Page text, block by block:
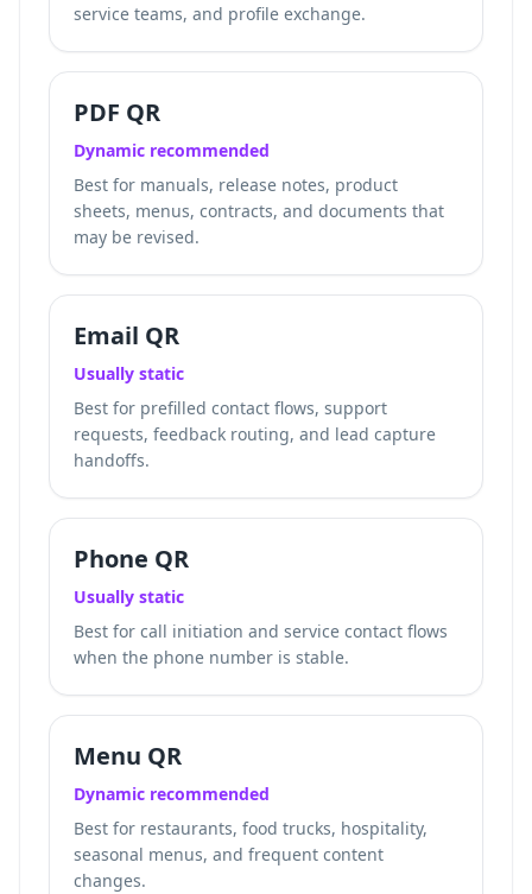
service teams, and profile exchange.
PDF QR
Dynamic recommended
Best for manuals, release notes, product
sheets, menus, contracts, and documents that
may be revised.
Email QR
Usually static
Best for prefilled contact flows, support
requests, feedback routing, and lead capture
handoffs.
Phone QR
Usually static
Best for call initiation and service contact flows
when the phone number is stable.
Menu QR
Dynamic recommended
Best for restaurants, food trucks, hospitality,
seasonal menus, and frequent content
changes.